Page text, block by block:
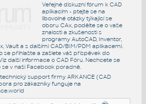
Veřejné diskuzní fórum k CAD
aplikacím - ptejte se na
libovolné otázky týkající se
oboru CAx, podělte se o vaše
znalosti a zkušenosti s
programy AutoCAD, Inventor,
Vault a s dalšími CAD/BIM/PDM aplikacemi.
se přihlašte a zašlete váš příspěvek do
další informace o CAD Fóru. Nechcete se
se v naší Facebook poradně.
support firmy ARKANCE (CAD
pro zákazníky funguje na